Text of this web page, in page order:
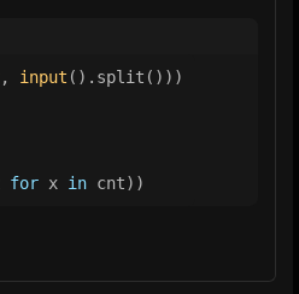
, input ().split()))
for x in cnt))